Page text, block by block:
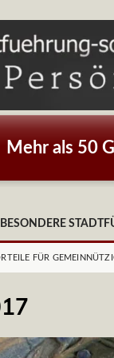
Mehr als 50
BESONDERE
FÜR